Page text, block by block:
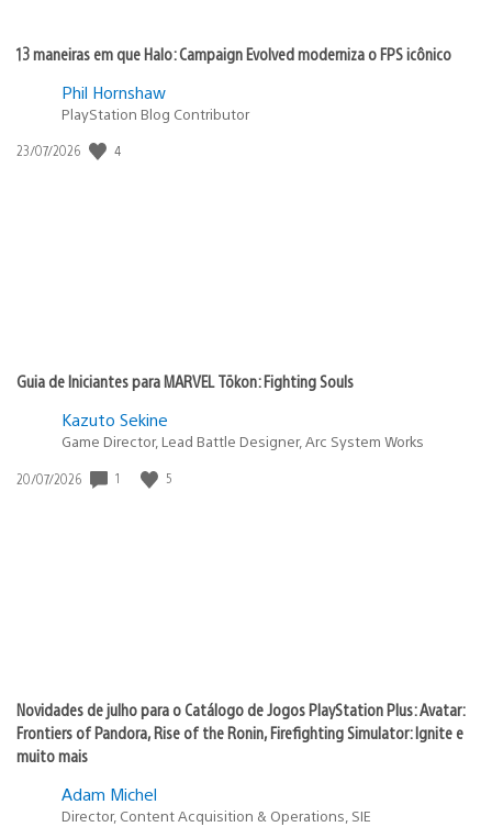
13 maneiras em que Halo: Campaign Evolved moderniza o FPS icônico
Phil Hornshaw
PlayStation Blog Contributor
Data
23/07/2026 4
Guia de Iniciantes para MARVEL Tōkon: Fighting Souls
Kazuto Sekine
Game Director, Lead Battle Designer, Arc System Works
Data
20/07/2026 1 5
Novidades de julho para o Catálogo de Jogos PlayStation Plus: Avatar:
Frontiers of Pandora, Rise of the Ronin, Firefighting Simulator: Ignite e
muito mais
Adam Michel
Director, Content Acquisition & Operations, SIE